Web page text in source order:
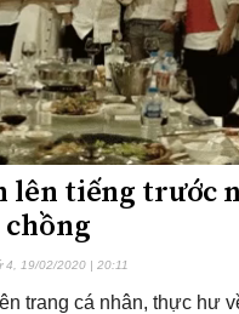
lên tiếng trước
4, 19/02/2020 | 20:11
trang cá nhân, thực hư